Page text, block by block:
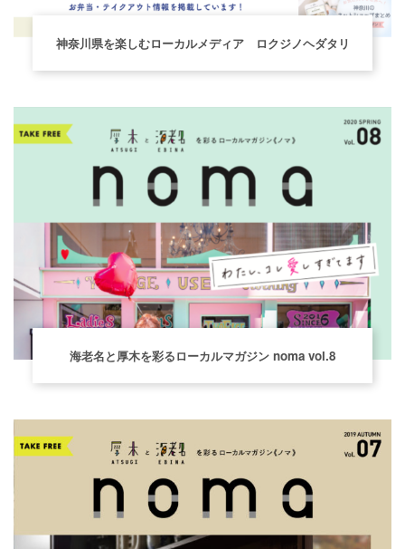
神奈川県を楽しむローカルメディア ロクジノヘダタリ
海老名と厚木を彩るローカルマガジン noma vol.8